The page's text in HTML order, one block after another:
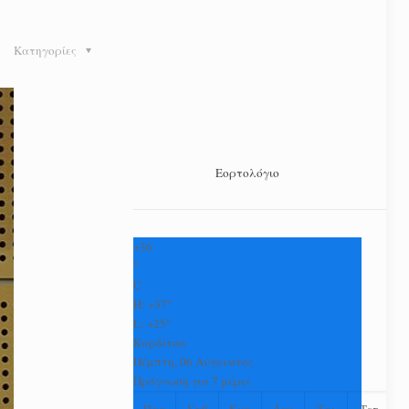
Κατηγορίες
Εορτολόγιο
+36
°
C
H:+37°
L:+25°
Καρδίτσα
Πέμπτη, 06 Αύγουστος
Πρόγνωση για 7 μέρες